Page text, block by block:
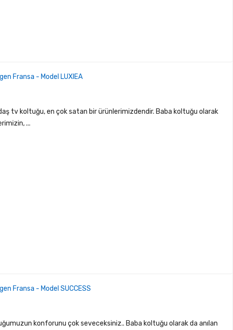
Fransa - Model LUXIEA
tv koltuğu, en çok satan bir ürünlerimizdendir. Baba koltuğu olarak
...
Fransa - Model SUCCESS
konforunu çok seveceksiniz.. Baba koltuğu olarak da anılan